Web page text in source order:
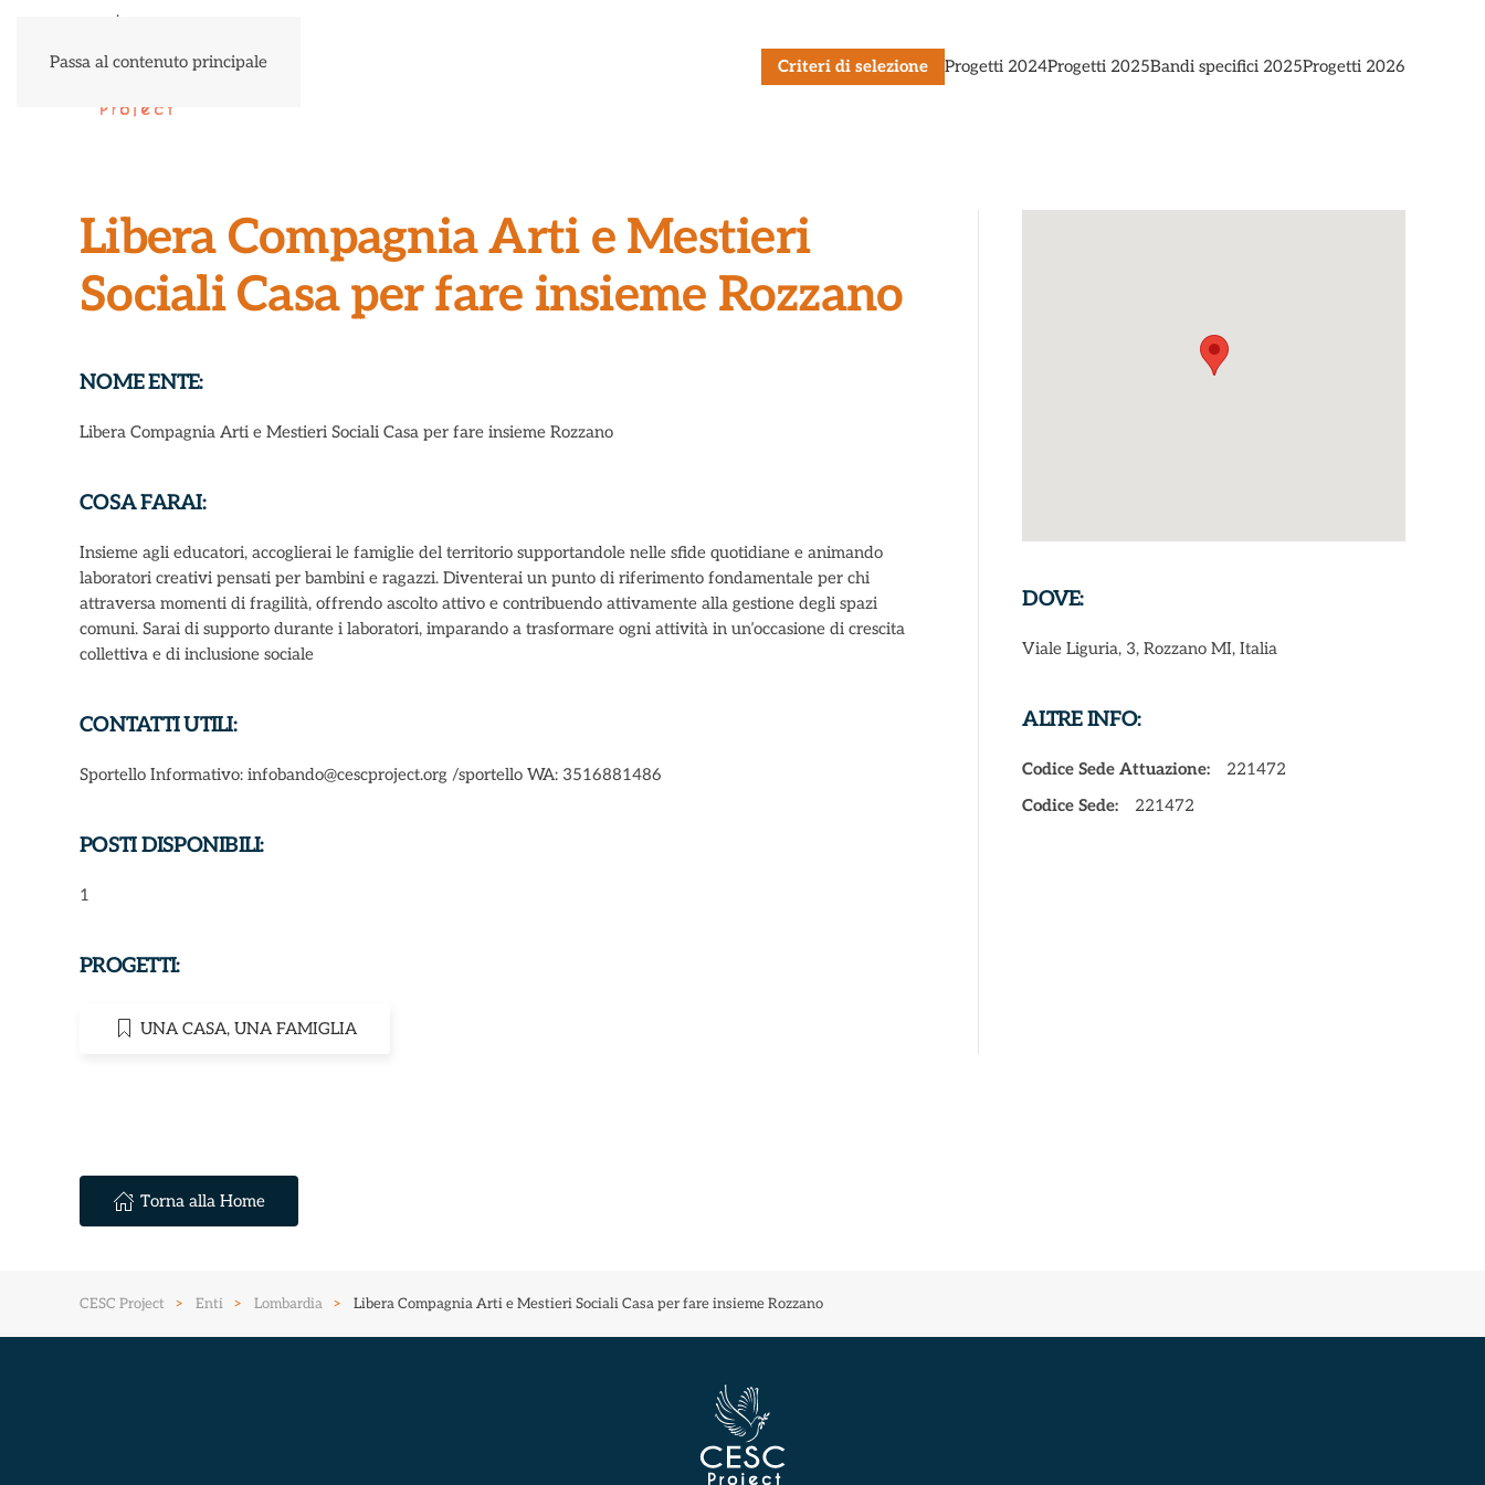
Passa al contenuto principale Criteri di selezione Progetti 2024Progetti 2025Bandi specifici 2025Progetti 2026
Libera Compagnia Arti e Mestieri
Sociali Casa per fare insieme Rozzano
NOME ENTE:
Libera Compagnia Arti e Mestieri Sociali Casa per fare insieme Rozzano
COSA FARAI:
Insieme agli educatori, accoglierai le famiglie del territorio supportandole nelle sfide quotidiane e animando
laboratori creativi pensati per bambini e ragazzi. Diventerai un punto di riferimento fondamentale per chi
attraversa momenti di fragilità, offrendo ascolto attivo e contribuendo attivamente alla gestione degli spazi
comuni. Sarai di supporto durante i laboratori, imparando a trasformare ogni attività in un’occasione di crescita
collettiva e di inclusione sociale
CONTATTI UTILI:
Sportello Informativo: infobando@cescproject.org /sportello WA: 3516881486
POSTI DISPONIBILI:
1
PROGETTI:
UNA CASA, UNA FAMIGLIA
DOVE:
Viale Liguria, 3, Rozzano MI, Italia
ALTRE INFO:
Codice Sede Attuazione:
221472
Codice Sede:
221472
Torna alla Home
CESC Project Enti Lombardia Libera Compagnia Arti e Mestieri Sociali Casa per fare insieme Rozzano